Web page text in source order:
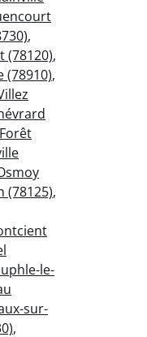
,
(78120),
(78910),
(78125),
le-
sur-
,